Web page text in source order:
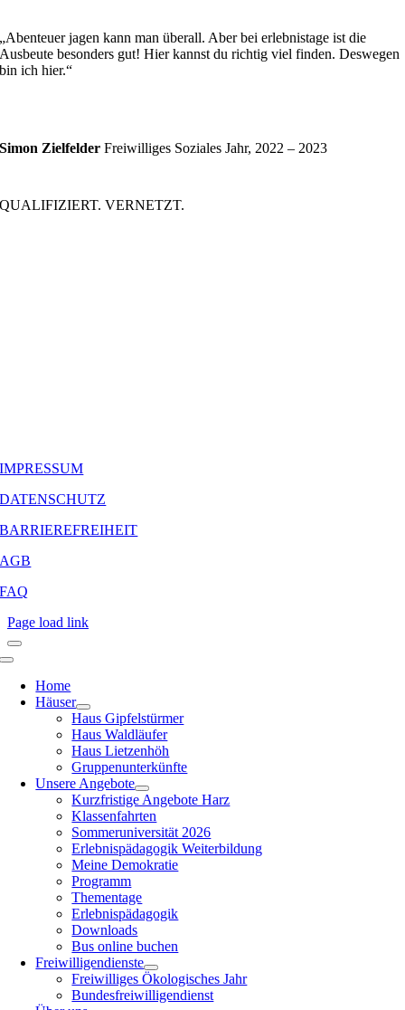
„Abenteuer jagen kann man überall. Aber bei erlebnistage ist die
Ausbeute besonders gut! Hier kannst du richtig viel finden. Deswegen
bin ich hier.“
Simon ZielfelderFreiwilliges Soziales Jahr, 2022 – 2023
QUALIFIZIERT. VERNETZT.
IMPRESSUM
DATENSCHUTZ
BARRIEREFREIHEIT
AGB
FAQ
Page load link
Home
Häuser
Haus Gipfelstürmer
Haus Waldläufer
Haus Lietzenhöh
Gruppenunterkünfte
Unsere Angebote
Kurzfristige Angebote Harz
Klassenfahrten
Sommeruniversität 2026
Erlebnispädagogik Weiterbildung
Meine Demokratie
Programm
Thementage
Erlebnispädagogik
Downloads
Bus online buchen
Freiwilligendienste
Freiwilliges Ökologisches Jahr
Bundesfreiwilligendienst